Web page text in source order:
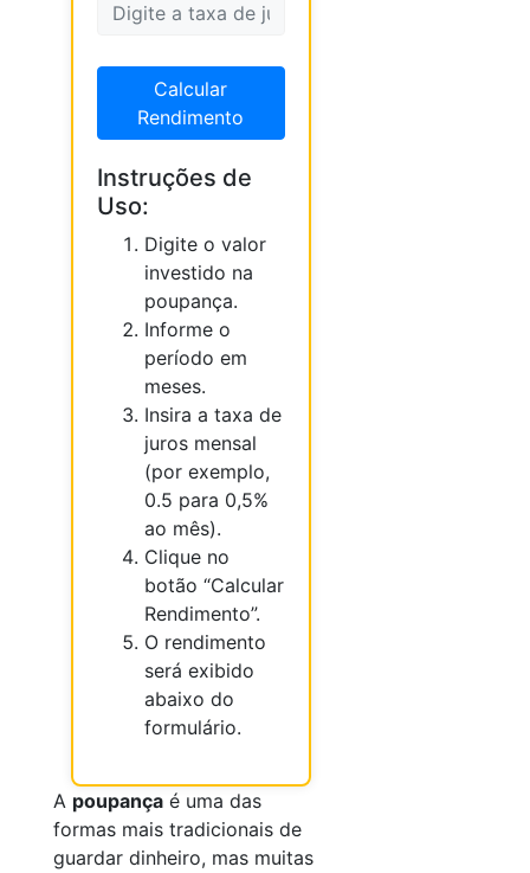
Calcular
Rendimento
Instruções de
Uso:
Digite o valor
investido na
poupança.
Informe o
período em
meses.
Insira a taxa de
juros mensal
(por exemplo,
0.5 para 0,5%
ao mês).
Clique no
botão “Calcular
Rendimento”.
O rendimento
será exibido
abaixo do
formulário.
A poupança é uma das
formas mais tradicionais de
guardar dinheiro, mas muitas